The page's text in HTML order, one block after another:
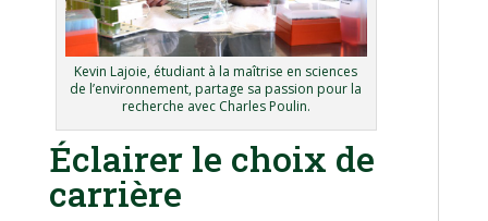
Kevin Lajoie, étudiant à la maîtrise en sciences
de l’environnement, partage sa passion pour la
recherche avec Charles Poulin.
Éclairer le choix de
carrière